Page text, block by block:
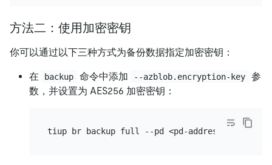
方法二：使用加密密钥
你可以通过以下三种方式为备份数据指定加密密钥：
在 backup 命令中添加 --azblob.encryption-key
参
数，并设置为 AES256 加密密钥：
tiup br backup full --pd <pd-address> --